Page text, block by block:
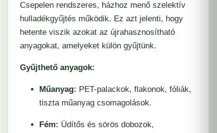
Csepelen rendszeres, házhoz menő szelektív
hulladékgyűjtés működik. Ez azt jelenti, hogy
hetente viszik azokat az újrahasznosítható
anyagokat, amelyeket külön gyűjtünk.
Gyűjthető anyagok:
Műanyag: PET-palackok, flakonok, fóliák,
tiszta műanyag csomagolások.
Fém: Üdítős és sörös dobozok,